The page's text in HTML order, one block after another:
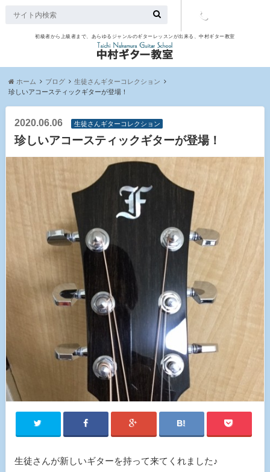
初級者から上級者まで、あらゆるジャンルのギターレッスンが出来る、中村ギター教室
ホーム ブログ
生徒さんギターコレクション
珍しいアコースティックギターが登場！
2020.06.06 生徒さんギターコレクション
珍しいアコースティックギターが登場！
生徒さんが新しいギターを持って来てくれました♪